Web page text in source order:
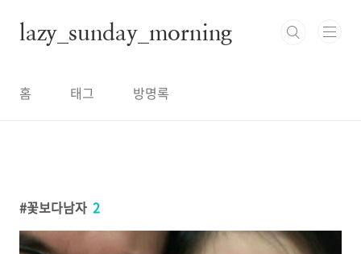
lazy_sunday_morning
홈 태그 방명록
꽃보다남자 2